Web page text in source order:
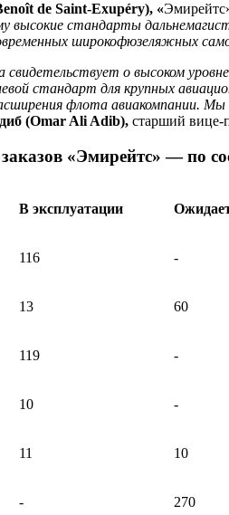
de Saint-Exupéry), «
высокие стандарты
широкофюзеляжных
о высоком
стандарт для крупных
флота авиакомпании.
(Omar Ali Adib), старший вице-
«Эмирейтс» — по
В эксплуатации
116 -
13 60
119 -
10 -
11 10
- 270